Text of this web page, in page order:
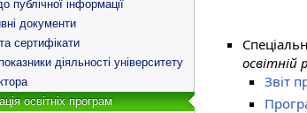
публічної інформації
документи
та сертифікати
діяльності університету
освітніх програм
освітній
Звіт